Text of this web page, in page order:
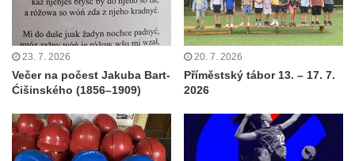
23. 7. 2026
Večer na počest Jakuba Bart-
Ćišinského (1856–1909)
20. 7. 2026
Příměstský tábor 13. – 17. 7.
2026